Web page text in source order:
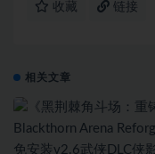
收藏 链接
相关文章